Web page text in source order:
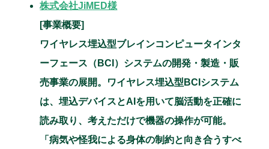
株式会社JiMED様
[事業概要]
ワイヤレス埋込型ブレインコンピュータインタ
ーフェース（BCI）システムの開発・製造・販
売事業の展開。ワイヤレス埋込型BCIシステム
は、埋込デバイスとAIを用いて脳活動を正確に
読み取り、考えただけで機器の操作が可能。
「病気や怪我による身体の制約と向き合うすべ